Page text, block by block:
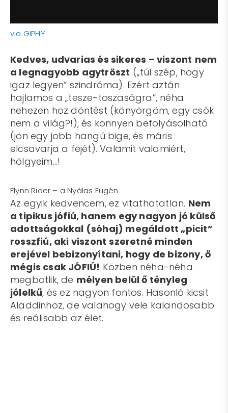
via GIPHY
Kedves, udvarias és sikeres – viszont nem
a legnagyobb agytröszt („túl szép, hogy
igaz legyen” szindróma). Ezért aztán
hajlamos a „tesze-toszaságra”, néha
nehezen hoz döntést (könyörgöm, egy csók
nem a világ?!), és könnyen befolyásolható
(jön egy jobb hangú bige, és máris
elcsavarja a fejét). Valamit valamiért,
hölgyeim…!
Flynn Rider – a Nyálas Eugén
Az egyik kedvencem, ez vitathatatlan. Nem
a tipikus jófiú, hanem egy nagyon jó külső
adottságokkal (sóhaj) megáldott „picit”
rosszfiú, aki viszont szeretné minden
erejével bebizonyítani, hogy de bizony, ő
mégis csak JÓFIÚ! Közben néha-néha
megbotlik, de mélyen belül ő tényleg
jólelkű, és ez nagyon fontos. Hasonló kicsit
Aladdinhoz, de valahogy vele kalandosabb
és reálisabb az élet.